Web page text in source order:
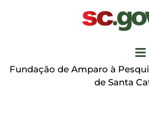
Fundação de Amparo à
de Santa